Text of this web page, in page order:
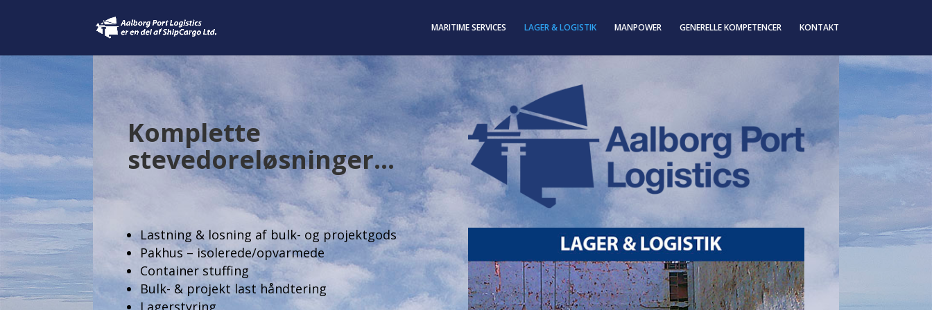
MARITIME SERVICES LAGER & LOGISTIK MANPOWER GENERELLE KOMPETENCER KONTAKT
Komplette
stevedoreløsninger…
Lastning & losning af bulk- og projektgods
Pakhus – isolerede/opvarmede
Container stuffing
Bulk- & projekt last håndtering
Lagerstyring